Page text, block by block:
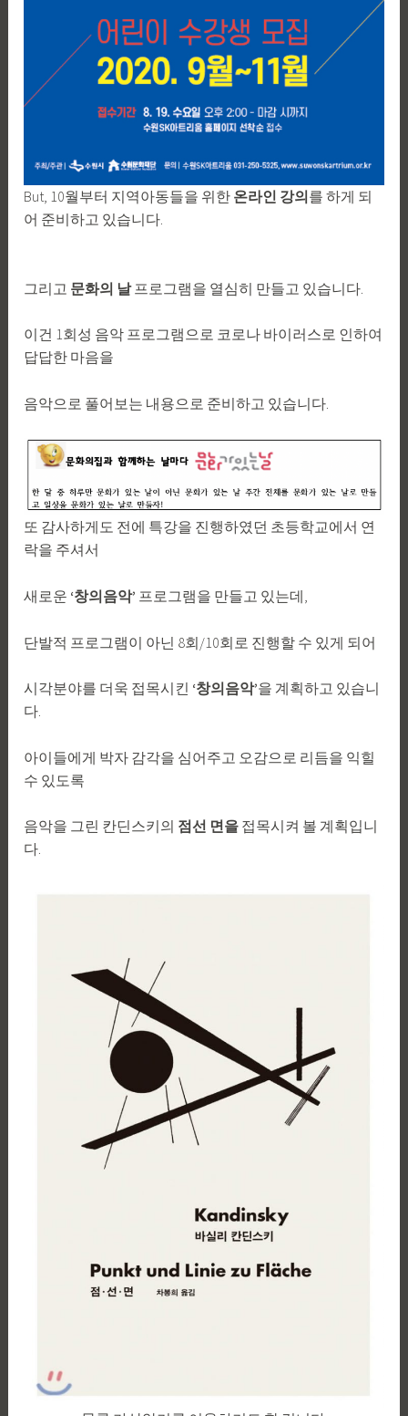
But, 10월부터 지역아동들을 위한 온라인 강의를 하게 되
어 준비하고 있습니다.
그리고 문화의 날 프로그램을 열심히 만들고 있습니다.
이건 1회성 음악 프로그램으로 코로나 바이러스로 인하여
답답한 마음을
음악으로 풀어보는 내용으로 준비하고 있습니다.
또 감사하게도 전에 특강을 진행하였던 초등학교에서 연
락을 주셔서
새로운 ‘창의음악’ 프로그램을 만들고 있는데,
단발적 프로그램이 아닌 8회/10회로 진행할 수 있게 되어
시각분야를 더욱 접목시킨 ‘창의음악’을 계획하고 있습니
다.
아이들에게 박자 감각을 심어주고 오감으로 리듬을 익힐
수 있도록
음악을 그린 칸딘스키의 점선 면을 접목시켜 볼 계획입니
다.